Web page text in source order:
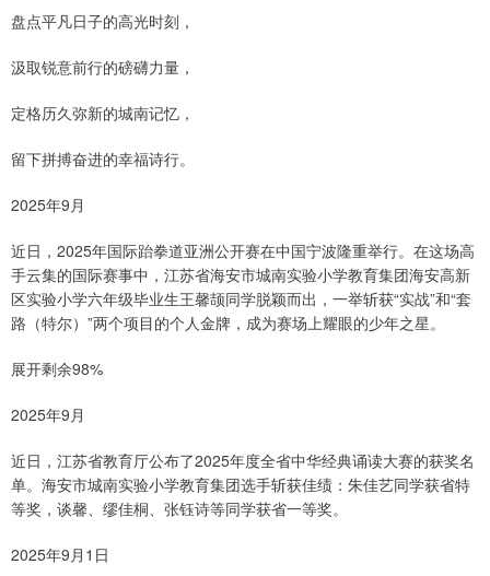
盘点平凡日子的高光时刻，
汲取锐意前行的磅礴力量，
定格历久弥新的城南记忆，
留下拼搏奋进的幸福诗行。
2025年9月
近日，2025年国际跆拳道亚洲公开赛在中国宁波隆重举行。在这场高
手云集的国际赛事中，江苏省海安市城南实验小学教育集团海安高新
区实验小学六年级毕业生王馨颉同学脱颖而出，一举斩获“实战”和“套
路（特尔）”两个项目的个人金牌，成为赛场上耀眼的少年之星。
展开剩余98%
2025年9月
近日，江苏省教育厅公布了2025年度全省中华经典诵读大赛的获奖名
单。海安市城南实验小学教育集团选手斩获佳绩：朱佳艺同学获省特
等奖，谈馨、缪佳桐、张钰诗等同学获省一等奖。
2025年9月1日